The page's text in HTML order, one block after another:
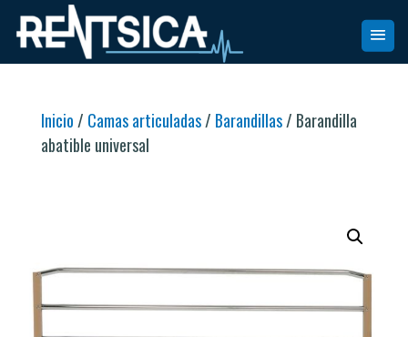
Inicio / Camas articuladas/ Barandillas/ Barandilla
abatible universal